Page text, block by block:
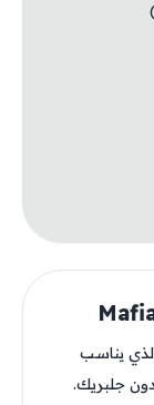
يناسب
جلبريك.